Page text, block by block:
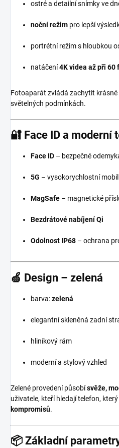
ostré a detailní snímky ve
noční režim pro lepší
portrétní režim s hloubkou
natáčení4K videa až při 60
Fotoaparát zvládá zachytit krásné
světelných podmínkách.
🔐 Face ID a moderní
Face ID – bezpečné
5G – vysokorychlostní
MagSafe – magnetické
Bezdrátové nabíjení Qi
Odolnost IP68 – ochrana
🍏 Design – zelená
barva:zelená
elegantní skleněná zadní
hliníkový rám
moderní a stylový vzhled
Zelené provedení působísvěže,
uživatele, kteří hledají telefon, který
kompromisů.
📦 Základní